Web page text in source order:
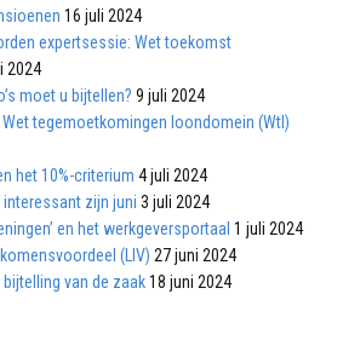
16 juli 2024
expertsessie: Wet toekomst
2024
moet u bijtellen? 9 juli 2024
Wet tegemoetkomingen loondomein (Wtl)
het 10%-criterium 4 juli 2024
interessant zijn juni 3 juli 2024
en het werkgeversportaal 1 juli 2024
(LIV) 27 juni 2024
bijtelling van de zaak18 juni 2024